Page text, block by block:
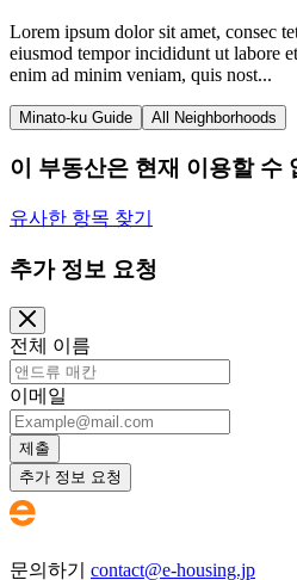
Lorem ipsum dolor sit amet, consec
eiusmod tempor incididunt ut labore
enim ad minim veniam, quis nost...
Minato-ku Guide All Neighborhoods
이 부동산은 현재 이용할 수
유사한 항목 찾기
추가 정보 요청
전체 이름
이메일
제출
추가 정보 요청
문의하기 contact@e-housing.jp